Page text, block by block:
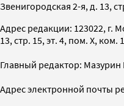
Звенигородская 2-я, д. 13,
Адрес редакции: 123022, г.
13, стр. 15, эт. 4, пом. X, ком. 1
Главный редактор:
Адрес электронной почты